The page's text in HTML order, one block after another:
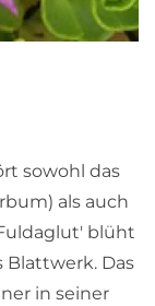
sowohl das
als auch
blüht
Das
in seiner